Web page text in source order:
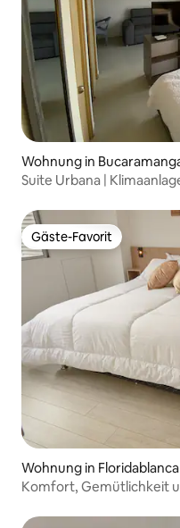
Wohnung in
Suite Urbana |
Gäste-Favorit
Gäste-Favorit
Wohnung in Floridablanca
Komfort, Gemütlichkeit